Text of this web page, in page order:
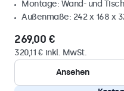
Montage: Wand- und
Außenmaße: 242 x 168 x
269,00 €
320,11 € inkl. MwSt.
Ansehen